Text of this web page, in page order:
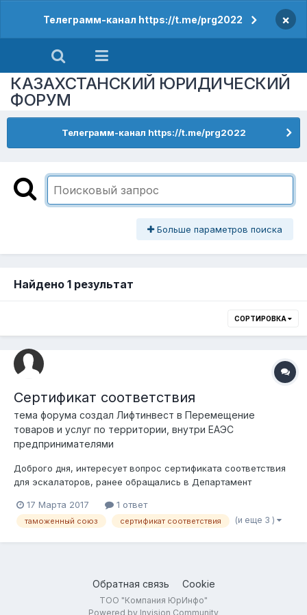
Телеграмм-канал https://t.me/prg2022 ×
КАЗАХСТАНСКИЙ ЮРИДИЧЕСКИЙ
ФОРУМ
Телеграмм-канал https://t.me/prg2022
Больше параметров поиска
Найдено 1 результат
СОРТИРОВКА
Сертификат соответствия
тема форума создал Лифтинвест в Перемещение
товаров и услуг по территории, внутри ЕАЭС
предпринимателями
Доброго дня, интересует вопрос сертификата соответствия
для эскалаторов, ранее обращались в Департамент
Алматы, для разъяснения. По данному обращению в 2016 г
был предоставлен ответ, что оборудование не подлежит
17 Марта 2017 1 ответ
таможенный союз сертификат соответствия (и еще 3 )
Обратная связь Cookie
ТОО "Компания ЮрИнфо"
Powered by Invision Community